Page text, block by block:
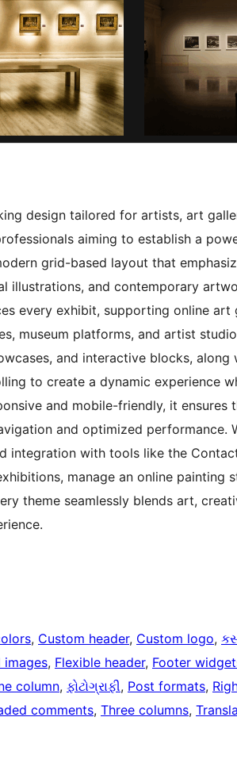
design tailored for artists, art
aiming to establish a
grid-based layout that
illustrations, and contemporary
every exhibit, supporting online art
museum platforms, and artist
and interactive blocks, along
to create a dynamic experience
and mobile-friendly, it ensures
and optimized performance.
integration with tools like the
manage an online painting
theme seamlessly blends art,
, Custom header, Custom logo,
images, Flexible header, Footer
column, ફોટોગ્રાફી, Post formats,
comments, Three columns,